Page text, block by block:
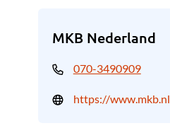
MKB Nederland
070-3490909
https://www.mkb.nl